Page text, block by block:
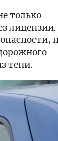
только
лицензии.
тени.